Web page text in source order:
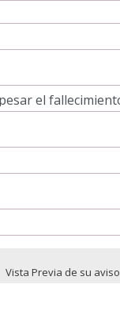
Vista Previa de su aviso